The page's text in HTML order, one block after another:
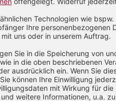
die Behandlungen
des Kopftuchs, der
einer anderen Religion
kulturellen